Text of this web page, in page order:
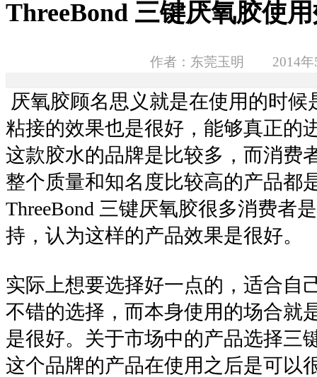
ThreeBond 三键厌氧胶使
作者：东莞玉明 2014年
厌氧胶顾名思义就是在使用的时
粘接的效果也是很好，能够真正的
这款胶水的品牌是比较多，而消费
整个质量和知名度比较高的产品都
ThreeBond 三键厌氧胶很多消费者
持，认为这样的产品效果是很好。
实际上想要选择好一点的，适合自
不错的选择，而本身使用的场合就
是很好。关于市场中的产品选择三
这个品牌的产品在使用之后是可以